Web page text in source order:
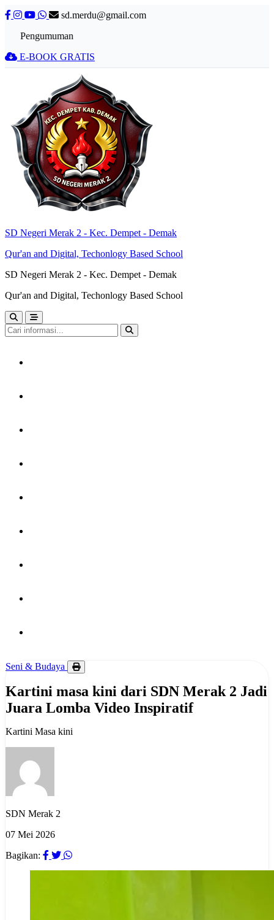
sd.merdu@gmail.com
Pengumuman
E-BOOK GRATIS
SD Negeri Merak 2 - Kec. Dempet - Demak
Qur'an and Digital, Techonlogy Based School
SD Negeri Merak 2 - Kec. Dempet - Demak
Qur'an and Digital, Techonlogy Based School
Seni & Budaya
Kartini masa kini dari SDN Merak 2 Jadi
Juara Lomba Video Inspiratif
Kartini Masa kini
SDN Merak 2
07 Mei 2026
Bagikan: